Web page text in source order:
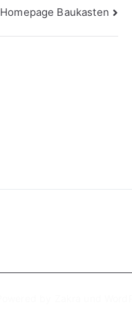
Homepage Baukasten